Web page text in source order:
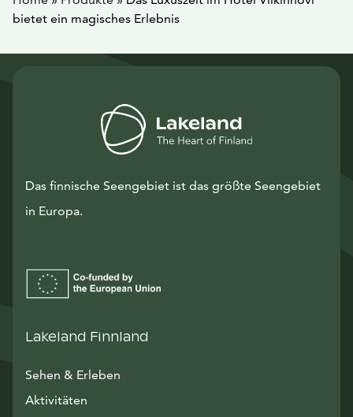
bietet ein magisches Erlebnis
Das finnische Seengebiet ist das größte Seengebiet
in Europa.
Lakeland Finnland
Sehen & Erleben
Aktivitäten